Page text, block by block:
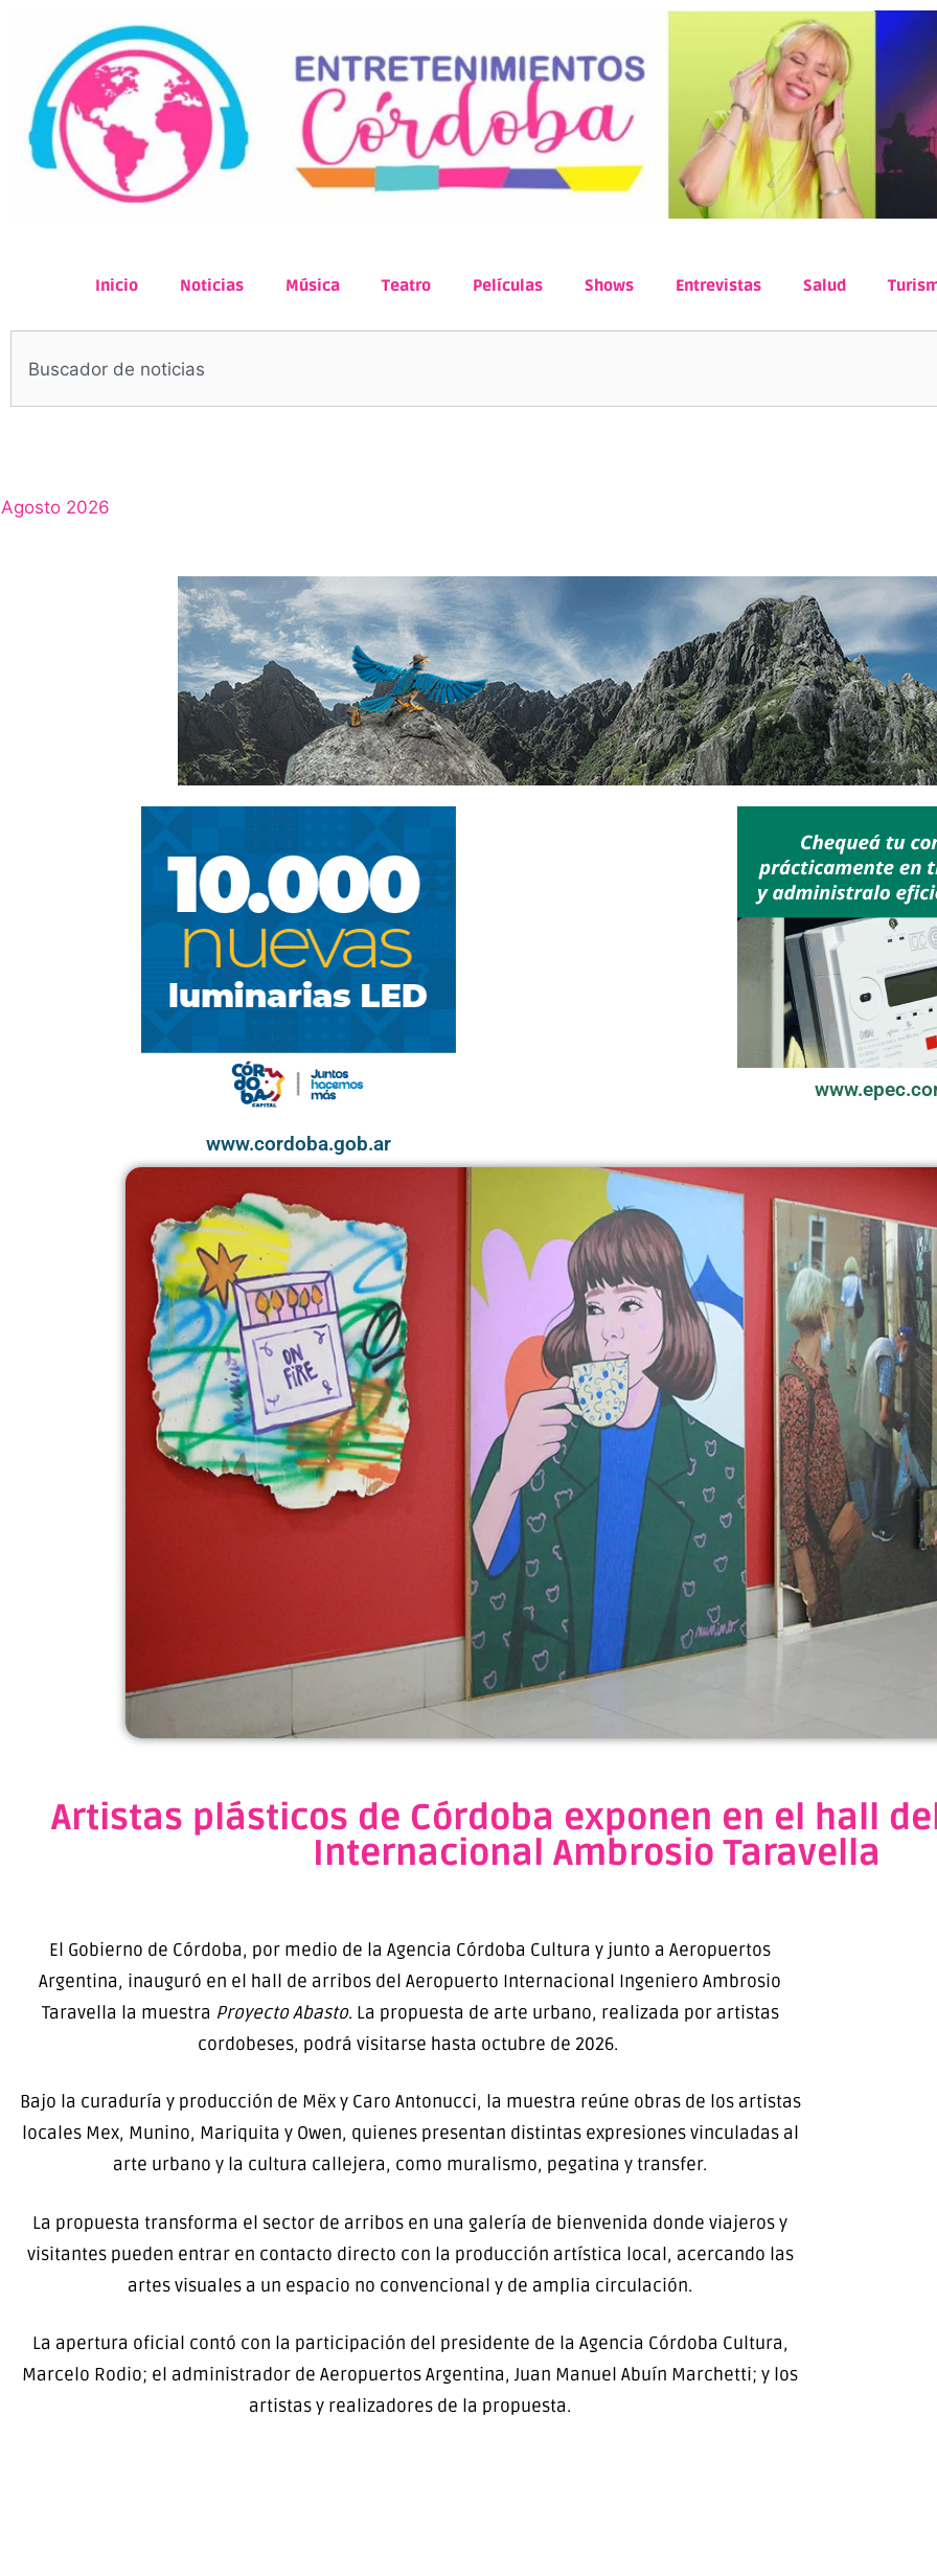
Inicio Noticias Música Teatro Películas Shows Entrevistas Salud
Agosto 2026
www.cordoba.gob.ar
Artistas plásticos de Córdoba exponen en el hall
Internacional Ambrosio Taravella
El Gobierno de Córdoba, por medio de la Agencia Córdoba Cultura y junto a Aeropuertos
Argentina, inauguró en el hall de arribos del Aeropuerto Internacional Ingeniero Ambrosio
Taravella la muestra Proyecto Abasto. La propuesta de arte urbano, realizada por artistas
cordobeses, podrá visitarse hasta octubre de 2026.
Bajo la curaduría y producción de Mëx y Caro Antonucci, la muestra reúne obras de los artistas
locales Mex, Munino, Mariquita y Owen, quienes presentan distintas expresiones vinculadas al
arte urbano y la cultura callejera, como muralismo, pegatina y transfer.
La propuesta transforma el sector de arribos en una galería de bienvenida donde viajeros y
visitantes pueden entrar en contacto directo con la producción artística local, acercando las
artes visuales a un espacio no convencional y de amplia circulación.
La apertura oficial contó con la participación del presidente de la Agencia Córdoba Cultura,
Marcelo Rodio; el administrador de Aeropuertos Argentina, Juan Manuel Abuín Marchetti; y los
artistas y realizadores de la propuesta.